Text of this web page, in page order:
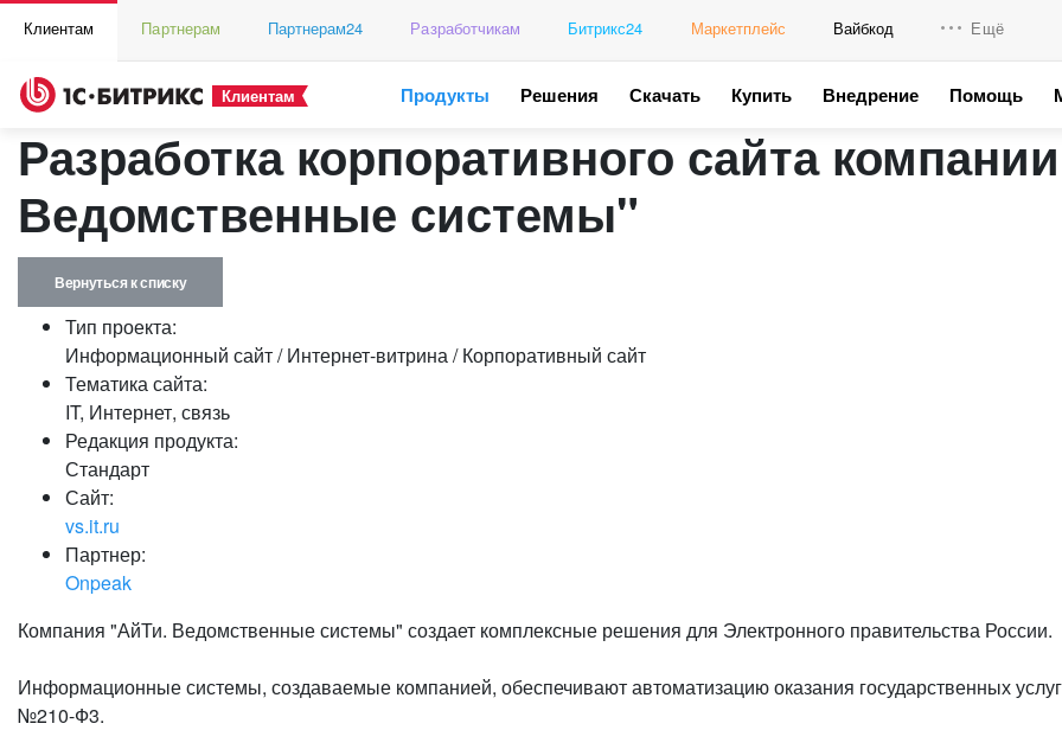
Клиентам Партнерам Партнерам24 Разработчикам Битрикс24 Маркетплейс Вайбкод Ещё
Промо
Клиентам Продукты Решения Скачать Купить Внедрение Помощь
Разработка корпоративного сайта
Ведомственные системы"
Вернуться к списку
Тип проекта:
Информационный сайт / Интернет-витрина / Корпоративный сайт
Тематика сайта:
IT, Интернет, связь
Редакция продукта:
Стандарт
Сайт:
vs.it.ru
Партнер:
Onpeak
Компания "АйТи. Ведомственные системы" создает комплексные решения для Электронного правительства России.
Информационные системы, создаваемые компанией, обеспечивают автоматизацию оказания государственных
№210-Ф3.